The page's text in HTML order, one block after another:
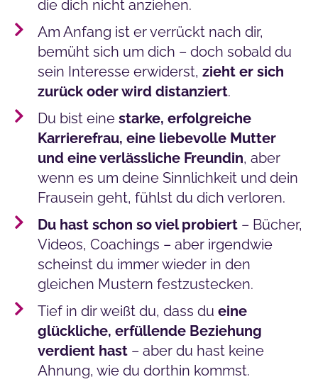
die dich nicht anziehen.
Am Anfang ist er verrückt nach dir,
bemüht sich um dich – doch sobald du
sein Interesse erwiderst, zieht er sich
zurück oder wird distanziert.
Du bist eine starke, erfolgreiche
Karrierefrau, eine liebevolle Mutter
und eine verlässliche Freundin, aber
wenn es um deine Sinnlichkeit und dein
Frausein geht, fühlst du dich verloren.
Du hast schon so viel probiert– Bücher,
Videos, Coachings – aber irgendwie
scheinst du immer wieder in den
gleichen Mustern festzustecken.
Tief in dir weißt du, dass du eine
glückliche, erfüllende Beziehung
verdient hast– aber du hast keine
Ahnung, wie du dorthin kommst.